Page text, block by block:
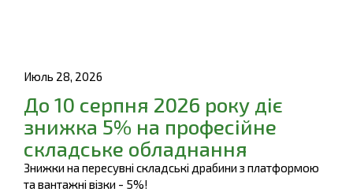
Июль 28, 2026
До 10 серпня 2026 року діє
знижка 5% на професійне
складське обладнання
Знижки на пересувні складські драбини з платформою
та вантажні візки - 5%!